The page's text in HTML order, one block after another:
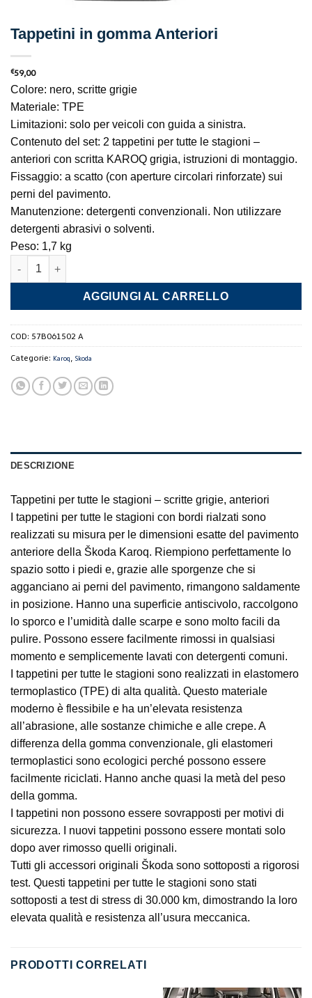
Tappetini in gomma Anteriori
€59,00
Colore: nero, scritte grigie
Materiale: TPE
Limitazioni: solo per veicoli con guida a sinistra.
Contenuto del set: 2 tappetini per tutte le stagioni –
anteriori con scritta KAROQ grigia, istruzioni di montaggio.
Fissaggio: a scatto (con aperture circolari rinforzate) sui
perni del pavimento.
Manutenzione: detergenti convenzionali. Non utilizzare
detergenti abrasivi o solventi.
Peso: 1,7 kg
Tappetini in gomma Anteriori quantità
AGGIUNGI AL CARRELLO
COD: 57B061502 A
Categorie: Karoq, Skoda
DESCRIZIONE
Tappetini per tutte le stagioni – scritte grigie, anteriori
I tappetini per tutte le stagioni con bordi rialzati sono
realizzati su misura per le dimensioni esatte del pavimento
anteriore della Škoda Karoq. Riempiono perfettamente lo
spazio sotto i piedi e, grazie alle sporgenze che si
agganciano ai perni del pavimento, rimangono saldamente
in posizione. Hanno una superficie antiscivolo, raccolgono
lo sporco e l’umidità dalle scarpe e sono molto facili da
pulire. Possono essere facilmente rimossi in qualsiasi
momento e semplicemente lavati con detergenti comuni.
I tappetini per tutte le stagioni sono realizzati in elastomero
termoplastico (TPE) di alta qualità. Questo materiale
moderno è flessibile e ha un’elevata resistenza
all’abrasione, alle sostanze chimiche e alle crepe. A
differenza della gomma convenzionale, gli elastomeri
termoplastici sono ecologici perché possono essere
facilmente riciclati. Hanno anche quasi la metà del peso
della gomma.
I tappetini non possono essere sovrapposti per motivi di
sicurezza. I nuovi tappetini possono essere montati solo
dopo aver rimosso quelli originali.
Tutti gli accessori originali Škoda sono sottoposti a rigorosi
test. Questi tappetini per tutte le stagioni sono stati
sottoposti a test di stress di 30.000 km, dimostrando la loro
elevata qualità e resistenza all’usura meccanica.
PRODOTTI CORRELATI